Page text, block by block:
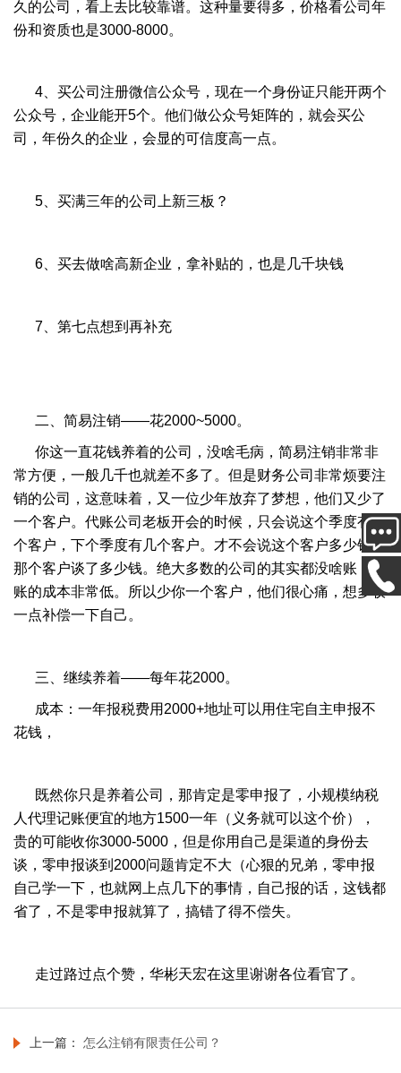
久的公司，看上去比较靠谱。这种量要得多，价格看公司年
份和资质也是3000-8000。
4、买公司注册微信公众号，现在一个身份证只能开两个
公众号，企业能开5个。他们做公众号矩阵的，就会买公
司，年份久的企业，会显的可信度高一点。
5、买满三年的公司上新三板？
6、买去做啥高新企业，拿补贴的，也是几千块钱
7、第七点想到再补充
二、简易注销——花2000~5000。
你这一直花钱养着的公司，没啥毛病，简易注销非常非
常方便，一般几千也就差不多了。但是财务公司非常烦要注
销的公司，这意味着，又一位少年放弃了梦想，他们又少了
一个客户。代账公司老板开会的时候，只会说这个季度有几
个客户，下个季度有几个客户。才不会说这个客户多少钱，
那个客户谈了多少钱。绝大多数的公司的其实都没啥账，做
账的成本非常低。所以少你一个客户，他们很心痛，想多收
一点补偿一下自己。
三、继续养着——每年花2000。
成本：一年报税费用2000+地址可以用住宅自主申报不
花钱，
既然你只是养着公司，那肯定是零申报了，小规模纳税
人代理记账便宜的地方1500一年（义务就可以这个价），
贵的可能收你3000-5000，但是你用自己是渠道的身份去
谈，零申报谈到2000问题肯定不大（心狠的兄弟，零申报
自己学一下，也就网上点几下的事情，自己报的话，这钱都
省了，不是零申报就算了，搞错了得不偿失。
走过路过点个赞，华彬天宏在这里谢谢各位看官了。
上一篇： 怎么注销有限责任公司？